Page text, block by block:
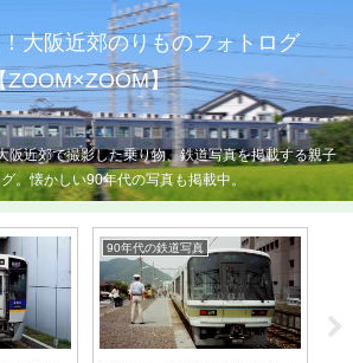
大阪近郊のりものフォトログ
ZOOM×ZOOM】
阪近郊で撮影した乗り物、鉄道写真を掲載する親子
。懐かしい90年代の写真も掲載中。
90年代の鉄道写真